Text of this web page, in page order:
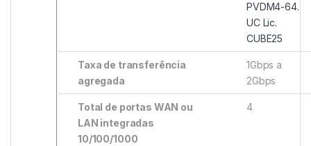
PVDM4-64.
UC Lic.
CUBE25
Taxa de transferência
agregada
1Gbps a
2Gbps
Total de portas WAN ou
LAN integradas
10/100/1000
4